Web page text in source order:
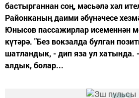
бастырганнан соң, мәсьәлә хәл
Районканың даими әбүнәчесе
Юнысов пассажирлар исеменнән
күтәрә. "Без вокзалда булган
шатландык, - дип яза ул хатында.
алдык, болар...